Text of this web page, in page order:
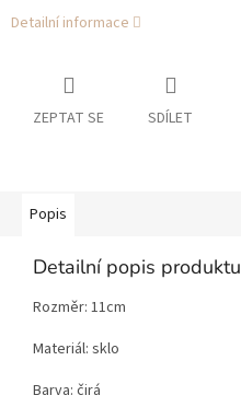
Detailní informace
ZEPTAT SE SDÍLET
Popis
Detailní popis produktu
Rozměr: 11cm
Materiál: sklo
Barva: čirá